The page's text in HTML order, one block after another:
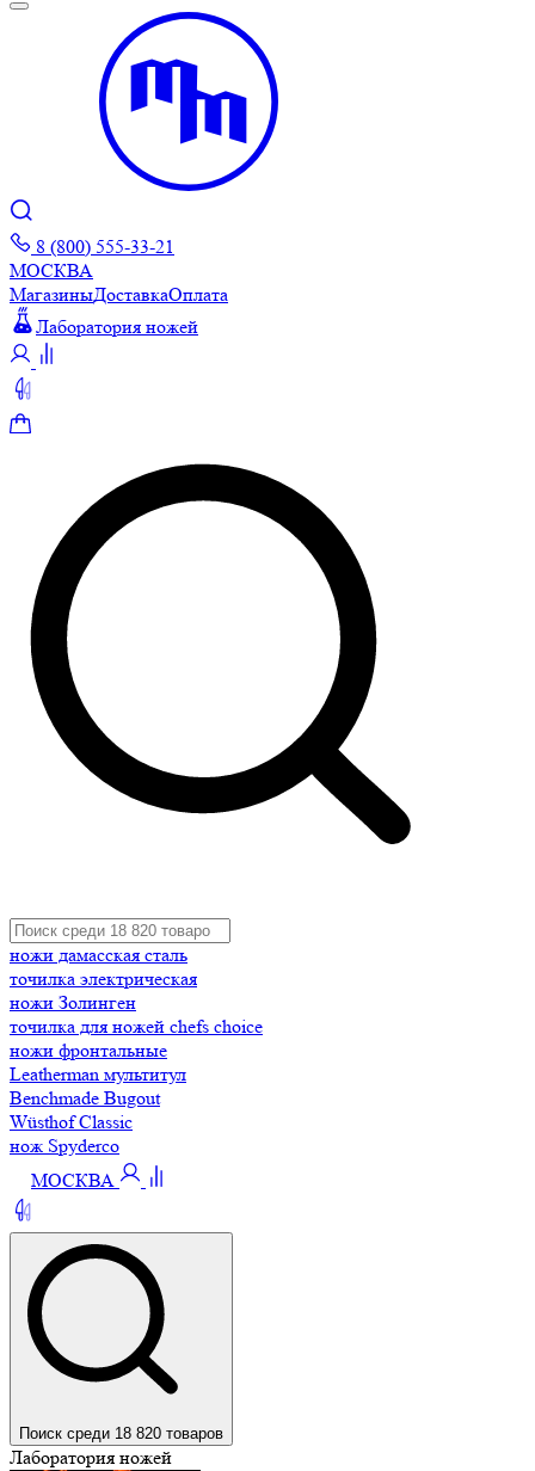
8 (800) 555-33-21
МОСКВА
МагазиныДоставкаОплата
Лаборатория ножей
ножи дамасская сталь
точилка электрическая
ножи Золинген
точилка для ножей chefs choice
ножи фронтальные
Leatherman мультитул
Benchmade Bugout
Wüsthof Classic
нож Spyderco
МОСКВА
Поиск среди 18 820 товаров
Лаборатория ножей